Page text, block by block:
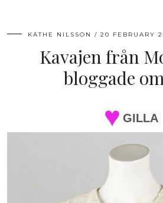
KÄTHE NILSSON 20 FEBRUARY
Kavajen från
bloggade
GILLA